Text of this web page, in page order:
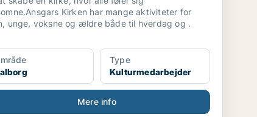
Kirken har mange aktiviteter for
unge, voksne og ældre både til hverdag og .
Type
Kulturmedarbejder
Mere info